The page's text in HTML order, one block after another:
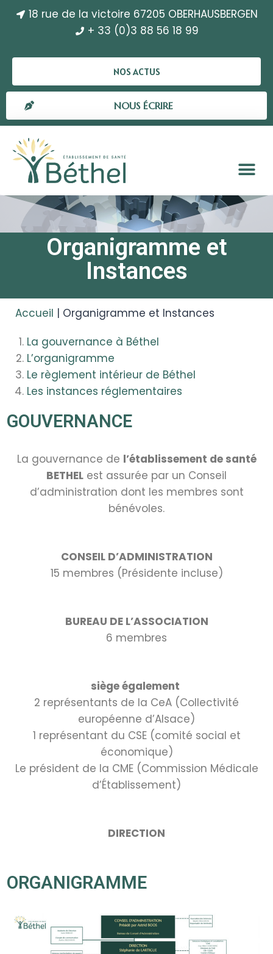
18 rue de la victoire 67205 OBERHAUSBERGEN
+ 33 (0)3 88 56 18 99
NOS ACTUS
NOUS ÉCRIRE
Organigramme et
Instances
Accueil | Organigramme et Instances
La gouvernance à Béthel
L’organigramme
Le règlement intérieur de Béthel
Les instances réglementaires
GOUVERNANCE
La gouvernance de l’établissement de santé
BETHEL est assurée par un Conseil
d’administration dont les membres sont
bénévoles.
CONSEIL D’ADMINISTRATION
15 membres (Présidente incluse)
BUREAU DE L’ASSOCIATION
6 membres
siège également
2 représentants de la CeA (Collectivité
européenne d’Alsace)
1 représentant du CSE (comité social et
économique)
Le président de la CME (Commission Médicale
d’Établissement)
DIRECTION
ORGANIGRAMME